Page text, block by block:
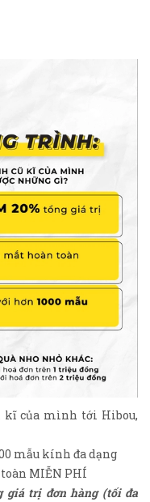
kĩ của mình tới Hibou,
mẫu kính đa dạng
MIỄN PHÍ
giá trị đơn hàng (tối đa